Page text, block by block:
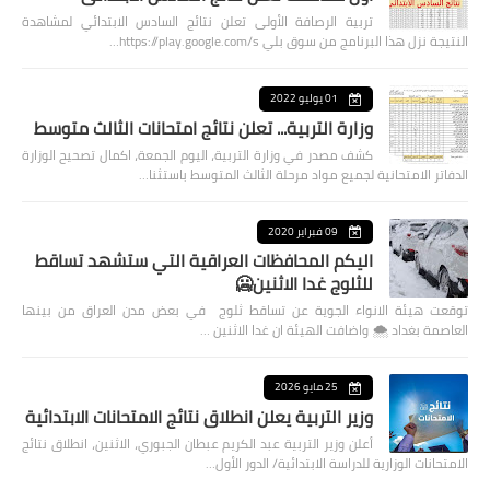
تربية الرصافة الأولى تعلن نتائج السادس الابتدائي لمشاهدة
النتيجة نزل هذا البرنامج من سوق بلي https://play.google.com/s…
01 يوليو 2022
وزارة التربية... تعلن نتائج امتحانات الثالث متوسط
كشف مصدر في وزارة التربية، اليوم الجمعة، اكمال تصحيح الوزارة
الدفاتر الامتحانية لجميع مواد مرحلة الثالث المتوسط باستثنا…
09 فبراير 2020
اليكم المحافظات العراقية التي ستشهد تساقط
للثلوج غدا الاثنين🥶
توقعت هيئة الانواء الجوية عن تساقط ثلوج في بعض مدن العراق من بينها
العاصمة بغداد ⁦🌨️⁩ واضافت الهيئة ان غدا الاثنين …
25 مايو 2026
وزير التربية يعلن انطلاق نتائج الامتحانات الابتدائية
أعلن وزير التربية عبد الكريم عبطان الجبوري، الاثنين، انطلاق نتائج
الامتحانات الوزارية للدراسة الابتدائية/ الدور الأول…